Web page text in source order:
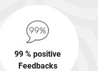
99 % positive
Feedbacks